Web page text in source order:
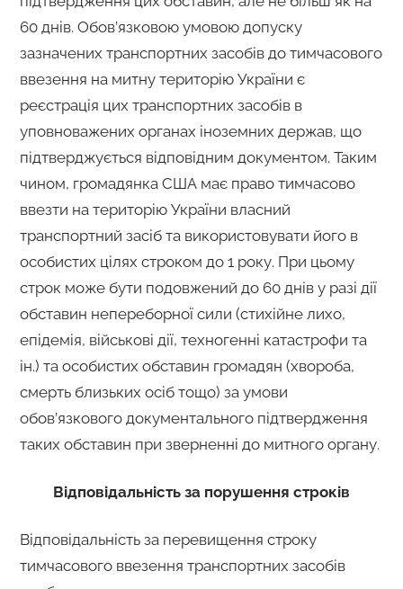
60 днів. Обов’язковою умовою допуску
зазначених транспортних засобів до тимчасового
ввезення на митну територію України є
реєстрація цих транспортних засобів в
уповноважених органах іноземних держав, що
підтверджується відповідним документом. Таким
чином, громадянка США має право тимчасово
ввезти на територію України власний
транспортний засіб та використовувати його в
особистих цілях строком до 1 року. При цьому
строк може бути подовжений до 60 днів у разі дії
обставин непереборної сили (стихійне лихо,
епідемія, військові дії, техногенні катастрофи та
ін.) та особистих обставин громадян (хвороба,
смерть близьких осіб тощо) за умови
обов’язкового документального підтвердження
таких обставин при зверненні до митного органу.
Відповідальність за порушення строків
Відповідальність за перевищення строку
тимчасового ввезення транспортних засобів